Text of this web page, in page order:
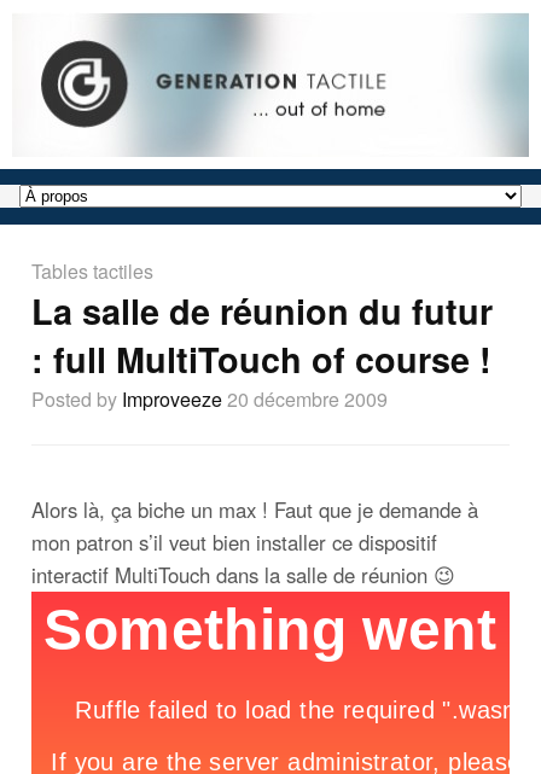
Tables tactiles
La salle de réunion du futur
: full MultiTouch of course !
Posted by Improveeze20 décembre 2009
Alors là, ça biche un max ! Faut que je demande à
mon patron s’il veut bien installer ce dispositif
interactif MultiTouch dans la salle de réunion 😉